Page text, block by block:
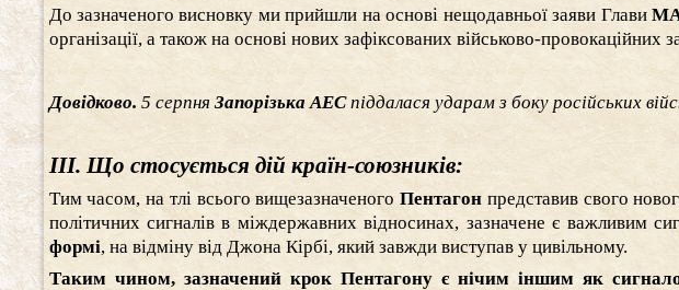
До зазначеного висновку ми прийшли на основі нещодавньої заяви Глави
організації, а також на основі нових зафіксованих військово-провокаційних
Довідково. 5 серпня Запорізька АЕСпіддалася ударам з боку російських
ІІІ. Що стосується дій країн-союзників:
Тим часом, на тлі всього вищезазначеногоПентагон представив свого
політичних сигналів в міждержавних відносинах, зазначене є важливим
формі, на відміну від Джона Кірбі, який завжди виступав у цивільному.
Таким чином, зазначений крок Пентагону є нічим іншим як